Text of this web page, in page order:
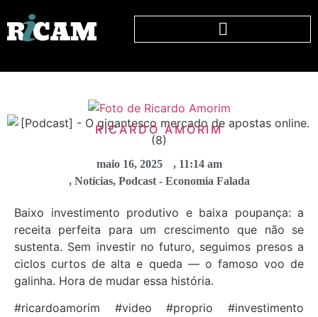
RICARDO AMORIM
maio 16, 2025 , 11:14 am
, Notícias, Podcast - Economia Falada
Baixo investimento produtivo e baixa poupança: a
receita perfeita para um crescimento que não se
sustenta. Sem investir no futuro, seguimos presos a
ciclos curtos de alta e queda — o famoso voo de
galinha. Hora de mudar essa história.
#ricardoamorim #video #proprio #investimento